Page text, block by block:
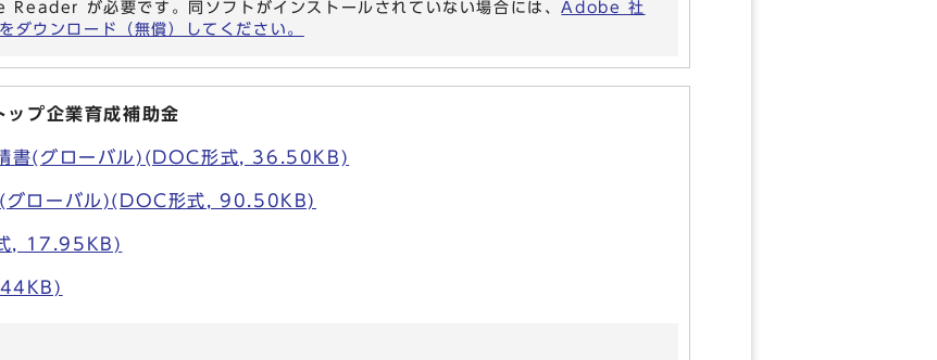
が必要です。同ソフトがインストールされていない場合には、Adobe 社
ウンロード（無償）してください。
ップ企業育成補助金
書(グローバル)(DOC形式, 36.50KB)
(グローバル)(DOC形式, 90.50KB)
, 17.95KB)